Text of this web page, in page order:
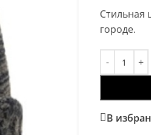
Стильная
городе.
В